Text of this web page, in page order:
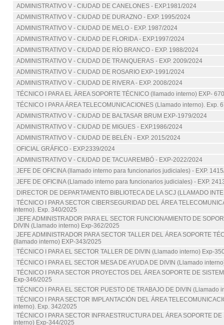
ADMINISTRATIVO V - CIUDAD DE CANELONES - EXP.1981/2024
ADMINISTRATIVO V - CIUDAD DE DURAZNO - EXP. 1995/2024
ADMINISTRATIVO V - CIUDAD DE MELO - EXP. 1987/2024
ADMINISTRATIVO V - CIUDAD DE FLORIDA - EXP.1997/2024
ADMINISTRATIVO V - CIUDAD DE RÍO BRANCO - EXP. 1988/2024
ADMINISTRATIVO V - CIUDAD DE TRANQUERAS - EXP. 2009/2024
ADMINISTRATIVO V - CIUDAD DE ROSARIO EXP-1991/2024
ADMINISTRATIVO V - CIUDAD DE RIVERA - EXP. 2008/2024
TÉCNICO I PARA EL ÀREA SOPORTE TÉCNICO (llamado interno) EXP-
TÉCNICO I PARA ÁREA TELECOMUNICACIONES (Llamado interno). Exp.
ADMINISTRATIVO V - CIUDAD DE BALTASAR BRUM EXP-1979/2024
ADMINISTRATIVO V - CIUDAD DE MIGUES - EXP.1986/2024
ADMINISTRATIVO V - CIUDAD DE BELÉN - EXP. 2015/2024
OFICIAL GRÁFICO - EXP.2339/2024
ADMINISTRATIVO V - CIUDAD DE TACUAREMBÓ - EXP-2022/2024
JEFE DE OFICINA (llamado interno para funcionarios judiciales) - EXP.
JEFE DE OFICINA (Llamado interno para funcionarios judiciales) - EXP.
DIRECTOR DE DEPARTAMENTO BIBLIOTECA DE LA SCJ (LLAMADO
TÉCNICO I PARA SECTOR CIBERSEGURIDAD DEL ÁREA
interno). Exp. 340/2025
JEFE ADMINISTRADOR PARA EL SECTOR FUNCIONAMIENTO DE
DIVIN (Llamado interno) Exp-362/2025
JEFE ADMINISTRADOR PARA SECTOR TALLER DEL ÁREA SOPORTE
(llamado interno) EXP-343/2025
TÉCNICO I PARA EL SECTOR TALLER DE DIVIN (Llamado interno) Exp-
TÉCNICO I PARA EL SECTOR MESA DE AYUDA DE DIVIN (Llamado
TÉCNICO I PARA SECTOR PROYECTOS DEL ÁREA SOPORTE DE
Exp-346/2025
TÉCNICO I PARA EL SECTOR PUESTO DE TRABAJO DE DIVIN (Llamado
TÉCNICO I PARA SECTOR IMPLANTACIÓN DEL ÁREA
interno). Exp. 342/2025
TÉCNICO I PARA SECTOR INFRAESTRUCTURA DEL ÁREA SOPORTE
interno) Exp-344/2025